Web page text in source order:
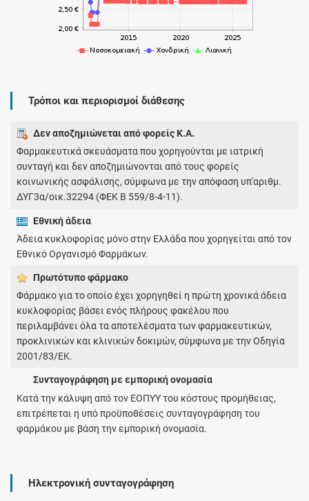
Τρόποι και περιορισμοί διάθεσης
Δεν αποζημιώνεται από φορείς Κ.Α.
Φαρμακευτικά σκευάσματα που χορηγούνται με ιατρική
συνταγή και δεν αποζημιώνονται από τους φορείς
κοινωνικής ασφάλισης, σύμφωνα με την απόφαση υπ'αριθμ.
ΔΥΓ3α/οικ.32294 (ΦΕΚ Β 559/8-4-11).
Εθνική άδεια
Άδεια κυκλοφορίας μόνο στην Ελλάδα που χορηγείται από τον
Εθνικό Οργανισμό Φαρμάκων.
Πρωτότυπο φάρμακo
Φάρμακο για το οποίο έχει χορηγηθεί η πρώτη χρονικά άδεια
κυκλοφορίας βάσει ενός πλήρους φακέλου που
περιλαμβάνει όλα τα αποτελέσματα των φαρμακευτικών,
προκλινικών και κλινικών δοκιμών, σύμφωνα με την Οδηγία
2001/83/ΕΚ.
Συνταγογράφηση με εμπορική ονομασία
Κατά την κάλυψη από τον ΕΟΠΥΥ του κόστους προμήθειας,
επιτρέπεται η υπό προϋποθέσεις συνταγογράφηση του
φαρμάκου με βάση την εμπορική ονομασία.
Ηλεκτρονική συνταγογράφηση